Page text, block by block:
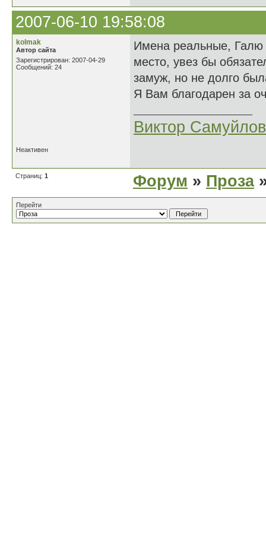
2007-06-10 19:58:08
kolmak
Автор сайта
Зарегистрирован: 2007-04-29
Сообщений: 24
Имена реальные, Галю
место, увез бы
замуж, но не долго
Я Вам благодарен за
Виктор Самуйлов
Неактивен
Страниц: 1 Форум » Проза
Перейти